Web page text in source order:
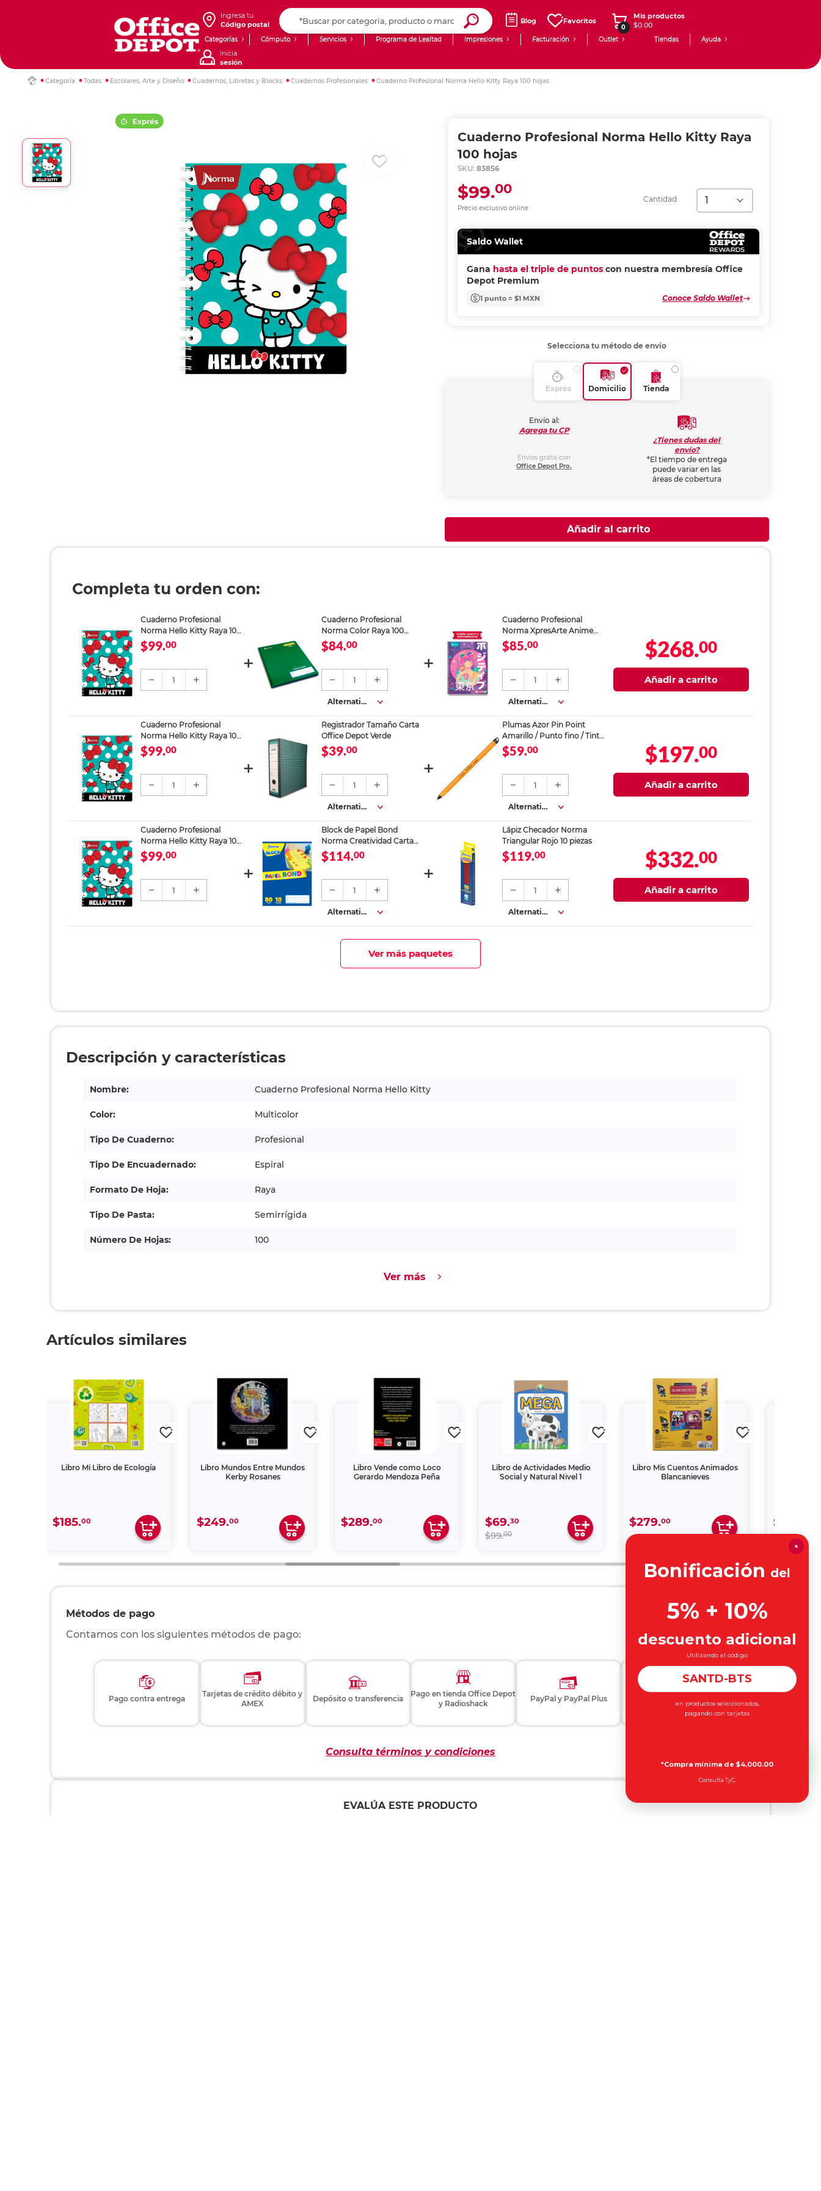
Ingresa tu
Código postal
Blog Favoritos
0
Mis productos
$0.00
Categorías Cómputo Servicios
PyME
Programa de Lealtad Impresiones Facturación Outlet Tiendas Ayuda
Inicia
sesión
Categoría Todas Escolares, Arte y Diseño Cuadernos, Libretas y Blocks Cuadernos Profesionales Cuaderno Profesional Norma Hello Kitty Raya 100 hojas
Cuaderno Profesional Norma Hello Kitty Raya
100 hojas
SKU: 83856
Cantidad
Precio exclusivo online
$99.00
Saldo Wallet
Gana hasta el triple de puntos con nuestra membresía Office
Depot Premium
1 punto = $1 MXN Conoce Saldo Wallet
Selecciona tu método de envío
Exprés Domicilio Tienda
Envío al:
Agrega tu CP
Envíos gratis con
Office Depot Pro.
¿Tienes dudas del
envío?
*El tiempo de entrega
puede variar en las
áreas de cobertura
Añadir al carrito
Completa tu orden con:
Cuaderno Profesional
Norma Hello Kitty Raya 100
hojas
$99.00
1
Cuaderno Profesional
Norma Color Raya 100
Hojas
$84.00
1
Alternativa
Cuaderno Profesional
Norma XpresArte Anime
Cuadro Grande 100 hojas
$85.00
1
Alternativa
$268.00
Añadir a carrito
Cuaderno Profesional
Norma Hello Kitty Raya 100
hojas
$99.00
1
Registrador Tamaño Carta
Office Depot Verde
$39.00
1
Alternativa
Plumas Azor Pin Point
Amarillo / Punto fino / Tinta
azul / 12 piezas
$59.00
1
Alternativa
$197.00
Añadir a carrito
Cuaderno Profesional
Norma Hello Kitty Raya 100
hojas
$99.00
1
Block de Papel Bond
Norma Creatividad Carta
Colores 80 hojas
$114.00
1
Alternativa
Lápiz Checador Norma
Triangular Rojo 10 piezas
$119.00
1
Alternativa
$332.00
Añadir a carrito
Ver más paquetes
Descripción y características
Nombre: Cuaderno Profesional Norma Hello Kitty
Color: Multicolor
Tipo De Cuaderno: Profesional
Tipo De Encuadernado: Espiral
Formato De Hoja: Raya
Tipo De Pasta: Semirrígida
Número De Hojas: 100
Ver más
Artículos similares
Libro Mi Libro de Ecología
$185.00
Libro Mundos Entre Mundos
Kerby Rosanes
$249.00
Libro Vende como Loco
Gerardo Mendoza Peña
$289.00
Libro de Actividades Medio
Social y Natural Nivel 1
$69.30
$99.00
Libro Mis Cuentos Animados
Blancanieves
$279.00 $269.
Métodos de pago
Contamos con los siguientes métodos de pago:
Pago contra entrega
Tarjetas de crédito débito y
AMEX
Depósito o transferencia
Pago en tienda Office Depot
y Radioshack
PayPal y PayPal Plus
Otros métodos de pago
Consulta términos y condiciones
EVALÚA ESTE PRODUCTO
×
Bonificación del
5% + 10%
descuento adicional
Utilizando el código
SANTD-BTS
en productos seleccionados,
pagando con tarjetas
*Compra mínima de $4,000.00
Consulta TyC.